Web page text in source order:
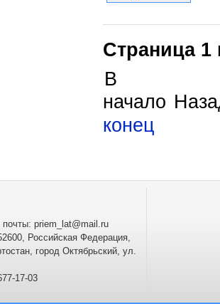
Страница 1
В
начало
конец
priem_lat@mail.ru
Российская Федерация,
город Октябрьский, ул.
17-03